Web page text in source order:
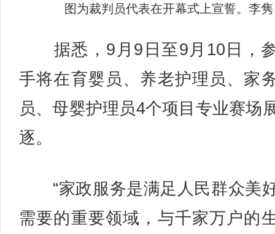
图为裁判员代表在开幕式上宣誓。李
据悉，9月9日至9月10日，
手将在育婴员、养老护理员、家
员、母婴护理员4个项目专业赛场
逐。
“家政服务是满足人民群众美
需要的重要领域，与千家万户的